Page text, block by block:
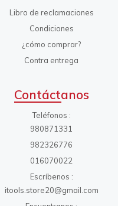
Libro de reclamaciones
Condiciones
¿cómo comprar?
Contra entrega
Contáctanos
Teléfonos
980871331
982326776
016070022
Escríbenos
itools.store20@gmail.com